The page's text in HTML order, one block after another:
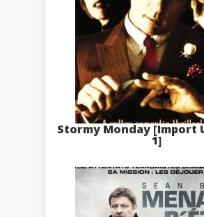
Stormy Monday [Import
1]